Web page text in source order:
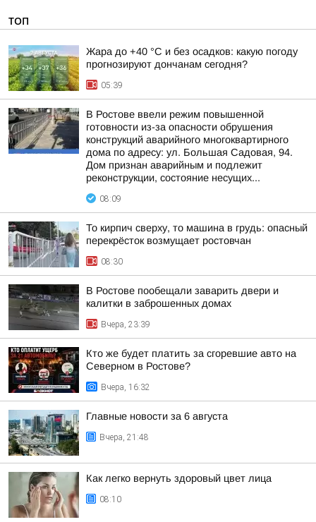
ТОП
Жара до +40 °С и без осадков: какую погоду
прогнозируют дончанам сегодня?
05:39
В Ростове ввели режим повышенной
готовности из-за опасности обрушения
конструкций аварийного многоквартирного
дома по адресу: ул. Большая Садовая, 94.
Дом признан аварийным и подлежит
реконструкции, состояние несущих...
08:09
То кирпич сверху, то машина в грудь: опасный
перекрёсток возмущает ростовчан
08:30
В Ростове пообещали заварить двери и
калитки в заброшенных домах
Вчера, 23:39
Кто же будет платить за сгоревшие авто на
Северном в Ростове?
Вчера, 16:32
Главные новости за 6 августа
Вчера, 21:48
Как легко вернуть здоровый цвет лица
08:10